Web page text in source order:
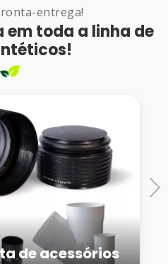
entrega!
toda a linha de
de acessórios
Next